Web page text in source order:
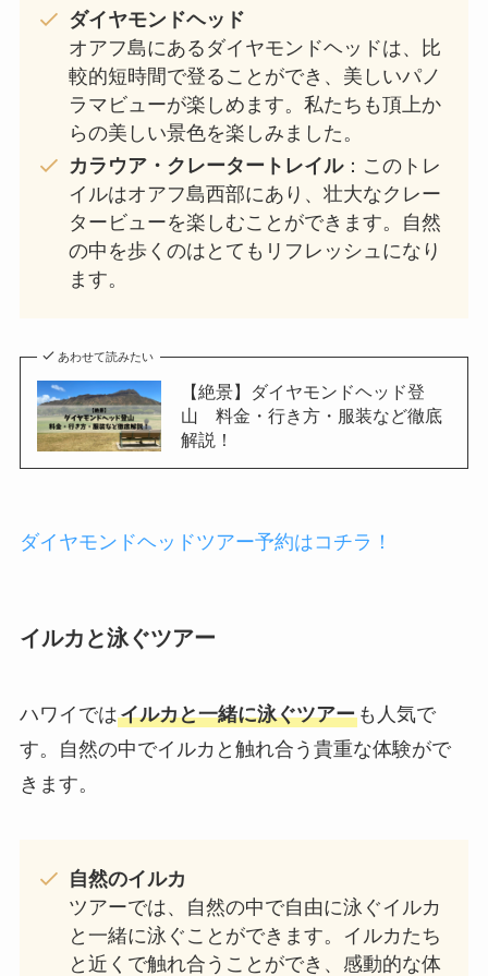
ダイヤモンドヘッド
オアフ島にあるダイヤモンドヘッドは、比
較的短時間で登ることができ、美しいパノ
ラマビューが楽しめます。私たちも頂上か
らの美しい景色を楽しみました。
カラウア・クレータートレイル：このトレ
イルはオアフ島西部にあり、壮大なクレー
タービューを楽しむことができます。自然
の中を歩くのはとてもリフレッシュになり
ます。
あわせて読みたい
【絶景】ダイヤモンドヘッド登
山 料金・行き方・服装など徹底
解説！
ダイヤモンドヘッドツアー予約はコチラ！
イルカと泳ぐツアー
ハワイではイルカと一緒に泳ぐツアーも人気で
す。自然の中でイルカと触れ合う貴重な体験がで
きます。
自然のイルカ
ツアーでは、自然の中で自由に泳ぐイルカ
と一緒に泳ぐことができます。イルカたち
と近くで触れ合うことができ、感動的な体